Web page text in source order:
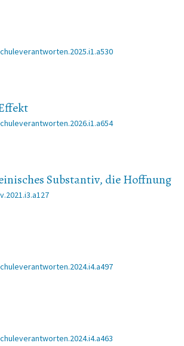
Substantiv, die Hoffnung